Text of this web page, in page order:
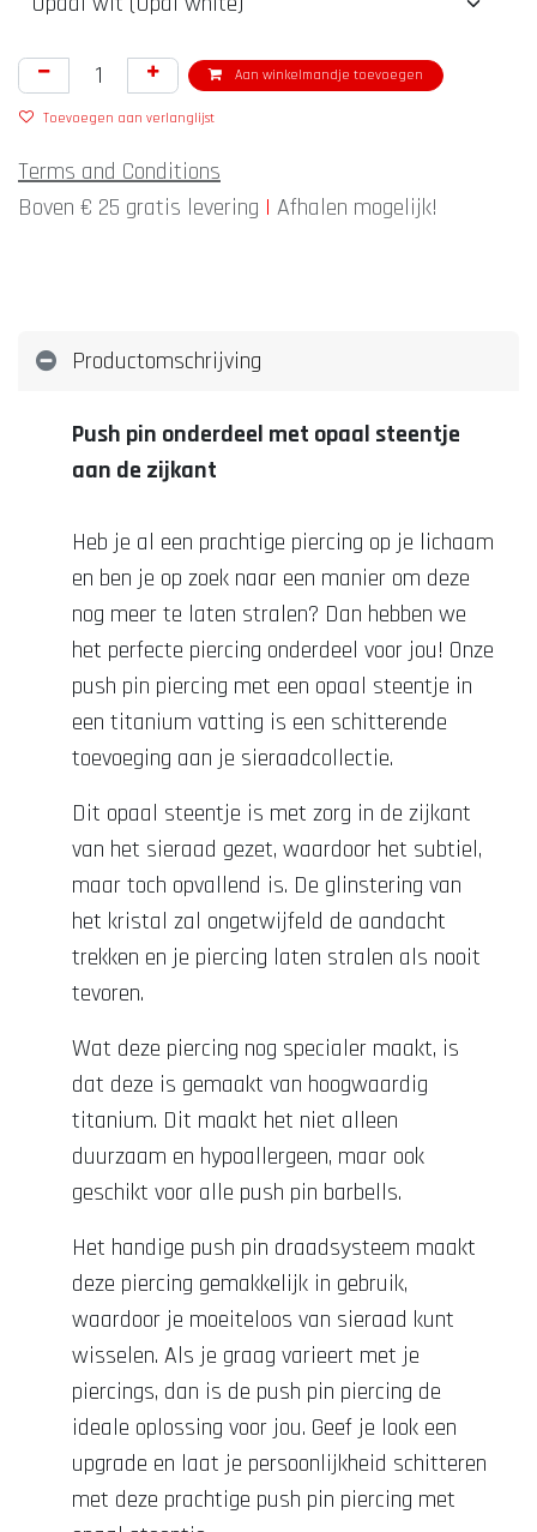
Aan winkelmandje toevoegen
Toevoegen aan verlanglijst
Terms and Conditions
Boven € 25 gratis levering | Afhalen mogelijk!
Productomschrijving
Push pin onderdeel met opaal steentje
aan de zijkant
Heb je al een prachtige piercing op je lichaam
en ben je op zoek naar een manier om deze
nog meer te laten stralen? Dan hebben we
het perfecte piercing onderdeel voor jou! Onze
push pin piercing met een opaal steentje in
een titanium vatting is een schitterende
toevoeging aan je sieraadcollectie.
Dit opaal steentje is met zorg in de zijkant
van het sieraad gezet, waardoor het subtiel,
maar toch opvallend is. De glinstering van
het kristal zal ongetwijfeld de aandacht
trekken en je piercing laten stralen als nooit
tevoren.
Wat deze piercing nog specialer maakt, is
dat deze is gemaakt van hoogwaardig
titanium. Dit maakt het niet alleen
duurzaam en hypoallergeen, maar ook
geschikt voor alle push pin barbells.
Het handige push pin draadsysteem maakt
deze piercing gemakkelijk in gebruik,
waardoor je moeiteloos van sieraad kunt
wisselen. Als je graag varieert met je
piercings, dan is de push pin piercing de
ideale oplossing voor jou. Geef je look een
upgrade en laat je persoonlijkheid schitteren
met deze prachtige push pin piercing met